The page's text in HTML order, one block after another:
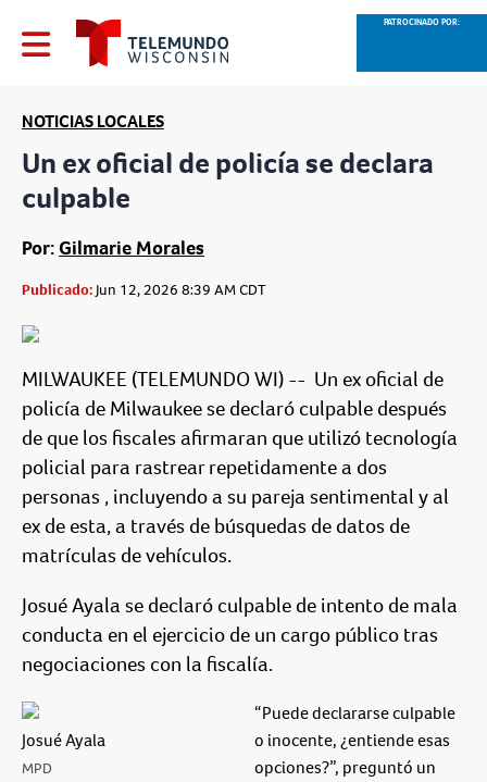
PATROCINADO POR:
NOTICIAS LOCALES
Un ex oficial de policía se declara
culpable
Por: Gilmarie Morales
Publicado:Jun 12, 2026 8:39 AM CDT
MILWAUKEE (TELEMUNDO WI) -- Un ex oficial de
policía de Milwaukee se declaró culpable después
de que los fiscales afirmaran que utilizó tecnología
policial para rastrear repetidamente a dos
personas , incluyendo a su pareja sentimental y al
ex de esta, a través de búsquedas de datos de
matrículas de vehículos.
Josué Ayala se declaró culpable de intento de mala
conducta en el ejercicio de un cargo público tras
negociaciones con la fiscalía.
Josué Ayala
MPD
“Puede declararse culpable
o inocente, ¿entiende esas
opciones?”, preguntó un